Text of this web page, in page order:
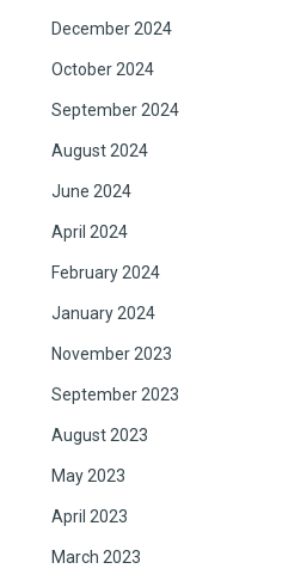
December 2024
October 2024
September 2024
August 2024
June 2024
April 2024
February 2024
January 2024
November 2023
September 2023
August 2023
May 2023
April 2023
March 2023